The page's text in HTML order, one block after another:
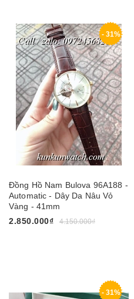
- 31%
Đồng Hồ Nam Bulova 96A188 -
Automatic - Dây Da Nâu Vỏ
Vàng - 41mm
2.850.000₫
4.150.000₫
- 31%